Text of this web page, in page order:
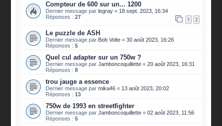
Compteur de 600 sur un... 1200
Dernier message parlegray « 18 sept. 2023, 16:34
Réponses :27 1 2
Le puzzle de ASH
Dernier message par Bob Volte «30 août 2023, 16:26
Réponses :5
Quel cul adapter sur un 750w ?
Dernier message parJamboncoquillette «20 août 2023, 16:31
Réponses :8
trou jauge a essence
Dernier message parmika46 «13 août 2023, 20:02
Réponses :13
750w de 1993 en streetfighter
Dernier message parJamboncoquillette «02 août 2023, 11:56
Réponses :5